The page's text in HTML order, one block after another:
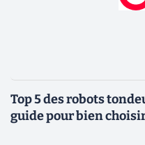
Top 5 des robots
guide pour bien